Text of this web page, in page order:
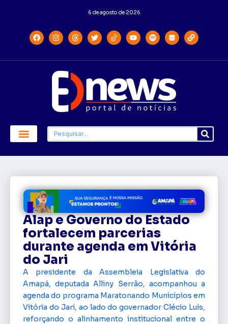
6 de agosto de 2026
Alap e Governo do Estado
fortalecem parcerias
durante agenda em Vitória
do Jari
A presidente da Assembleia Legislativa do
Amapá, deputada Alliny Serrão, acompanhou a
agenda do programa Maratonando Municípios em
Vitória do Jari, ao lado do governador Clécio Luís,
reforçando o alinhamento institucional entre o